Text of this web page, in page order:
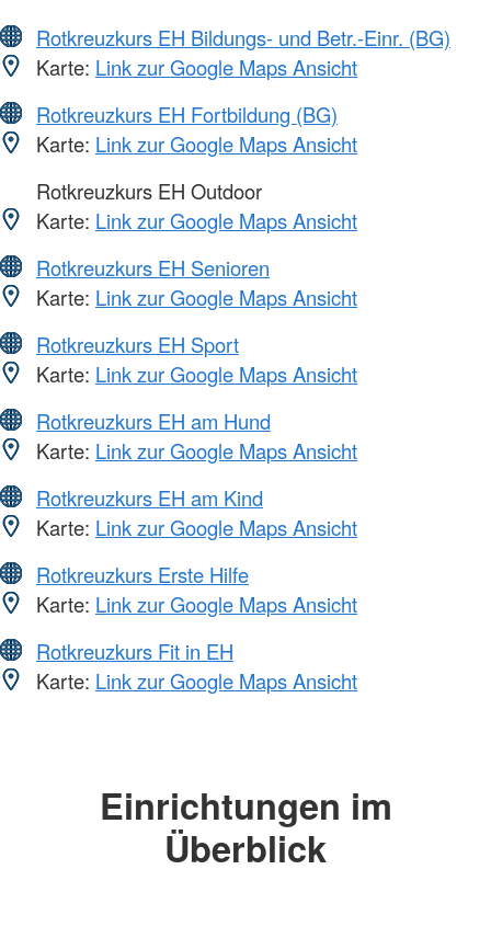
Rotkreuzkurs EH Bildungs- und Betr.-Einr. (BG)
Karte: Link zur Google Maps Ansicht
Rotkreuzkurs EH Fortbildung (BG)
Karte: Link zur Google Maps Ansicht
Rotkreuzkurs EH Outdoor
Karte: Link zur Google Maps Ansicht
Rotkreuzkurs EH Senioren
Karte: Link zur Google Maps Ansicht
Rotkreuzkurs EH Sport
Karte: Link zur Google Maps Ansicht
Rotkreuzkurs EH am Hund
Karte: Link zur Google Maps Ansicht
Rotkreuzkurs EH am Kind
Karte: Link zur Google Maps Ansicht
Rotkreuzkurs Erste Hilfe
Karte: Link zur Google Maps Ansicht
Rotkreuzkurs Fit in EH
Karte: Link zur Google Maps Ansicht
Einrichtungen im
Überblick